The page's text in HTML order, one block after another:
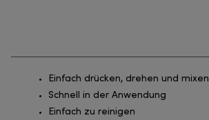
Einfach drücken, drehen und mixen
Schnell in der Anwendung
Einfach zu reinigen